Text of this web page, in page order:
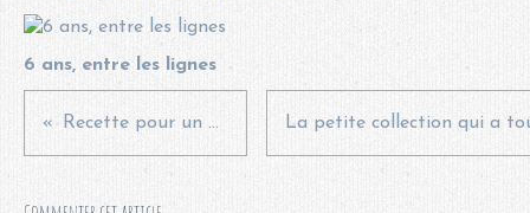
6 ans, entre les lignes
Recette pour un bon blog